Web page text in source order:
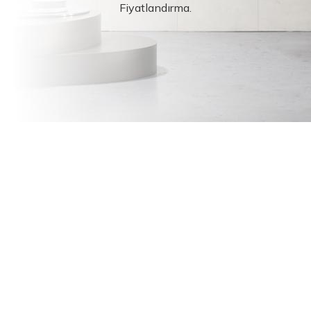
Fiyatlandırma.